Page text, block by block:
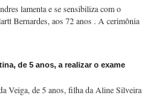
lamenta e se sensibiliza com o
Bernardes, aos 72 anos . A cerimônia
de 5 anos, a realizar o exame
Veiga, de 5 anos, filha da Aline Silveira